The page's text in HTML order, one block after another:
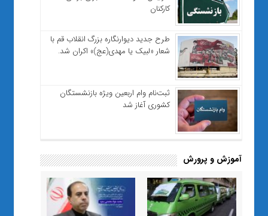
کارکنان
طرح جدید دیوارنگاره بزرگ انقلاب قم با
شعار «لبیک یا مهدی(عج)» اکران شد.
ثبت‌نام وام اربعین ویژه بازنشستگان
کشوری آغاز شد
آموزش و پرورش